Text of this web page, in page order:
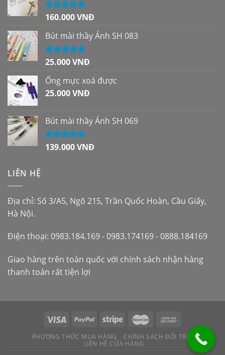
Được xếp
sao
160.000VNĐ
Bút mài thầy Ánh SH 083
Được xếp
sao
25.000VNĐ
Ống mực xoá được
25.000VNĐ
Bút mài thầy Ánh SH 069
Được xếp
139.000VNĐ
LIÊN HỆ
Địa chỉ: Số 3/A5, Ngõ 215, Trần Quốc Hoàn, Cầu Giấy,
Hà Nội.
Điện thoại: 0983.184.169 - 0983.174169 - 0888.184169
Giao hàng trên toàn quốc với chính sách nhận hàng
thanh toán rất tiện lợi
PHƯƠNG THỨC MUA HÀNG
CHÍNH SÁCH ĐỔI TRẢ
LIÊN HỆ CỬA HÀNG